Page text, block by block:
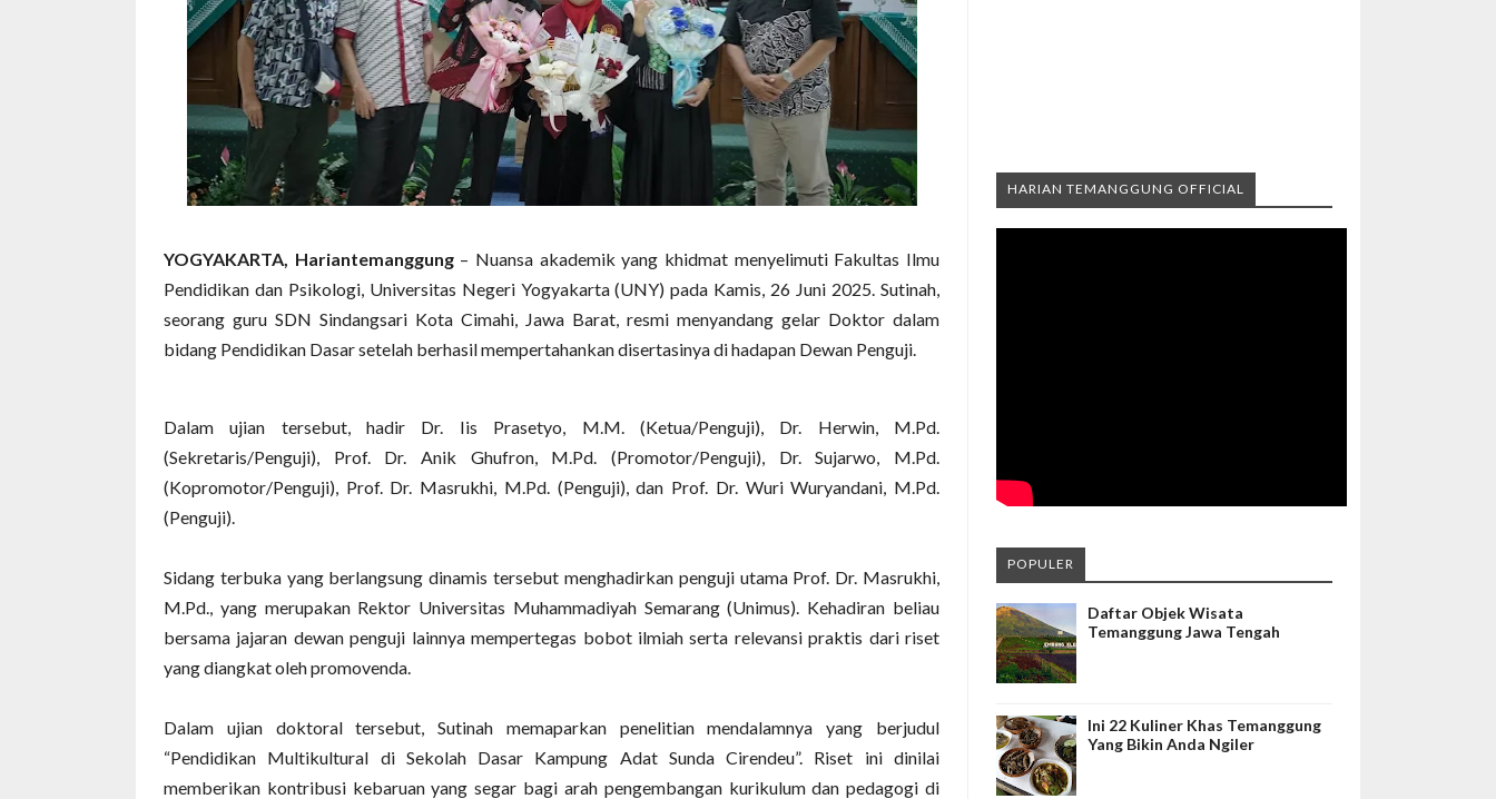
‎YOGYAKARTA, Hariantemanggung– Nuansa akademik yang khidmat menyelimuti Fakultas Ilmu
Pendidikan dan Psikologi, Universitas Negeri Yogyakarta (UNY) pada Kamis, 26 Juni 2025. Sutinah,
seorang guru SDN Sindangsari Kota Cimahi, Jawa Barat, resmi menyandang gelar Doktor dalam
bidang Pendidikan Dasar setelah berhasil mempertahankan disertasinya di hadapan Dewan Penguji.
‎Dalam ujian tersebut, hadir Dr. Iis Prasetyo, M.M. (Ketua/Penguji), Dr. Herwin, M.Pd.
(Sekretaris/Penguji), Prof. Dr. Anik Ghufron, M.Pd. (Promotor/Penguji), Dr. Sujarwo, M.Pd.
(Kopromotor/Penguji), Prof. Dr. Masrukhi, M.Pd. (Penguji), dan Prof. Dr. Wuri Wuryandani, M.Pd.
(Penguji).
‎Sidang terbuka yang berlangsung dinamis tersebut menghadirkan penguji utama Prof. Dr. Masrukhi,
M.Pd., yang merupakan Rektor Universitas Muhammadiyah Semarang (Unimus). Kehadiran beliau
bersama jajaran dewan penguji lainnya mempertegas bobot ilmiah serta relevansi praktis dari riset
yang diangkat oleh promovenda.
‎Dalam ujian doktoral tersebut, Sutinah memaparkan penelitian mendalamnya yang berjudul
“Pendidikan Multikultural di Sekolah Dasar Kampung Adat Sunda Cirendeu”. Riset ini dinilai
memberikan kontribusi kebaruan yang segar bagi arah pengembangan kurikulum dan pedagogi di
HARIAN TEMANGGUNG OFFICIAL
POPULER
Daftar Objek Wisata
Temanggung Jawa Tengah
Ini 22 Kuliner Khas Temanggung
Yang Bikin Anda Ngiler